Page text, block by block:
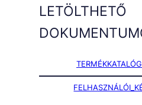
LETÖLTHETŐ